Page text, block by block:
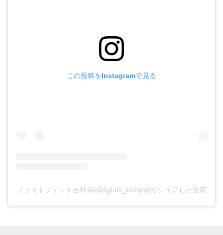
この投稿をInstagramで見る
ファイトフィット吉祥寺(@fightfit_kichijoji)がシェアした投稿